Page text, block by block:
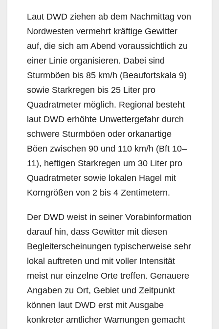
Laut DWD ziehen ab dem Nachmittag von
Nordwesten vermehrt kräftige Gewitter
auf, die sich am Abend voraussichtlich zu
einer Linie organisieren. Dabei sind
Sturmböen bis 85 km/h (Beaufortskala 9)
sowie Starkregen bis 25 Liter pro
Quadratmeter möglich. Regional besteht
laut DWD erhöhte Unwettergefahr durch
schwere Sturmböen oder orkanartige
Böen zwischen 90 und 110 km/h (Bft 10–
11), heftigen Starkregen um 30 Liter pro
Quadratmeter sowie lokalen Hagel mit
Korngrößen von 2 bis 4 Zentimetern.
Der DWD weist in seiner Vorabinformation
darauf hin, dass Gewitter mit diesen
Begleiterscheinungen typischerweise sehr
lokal auftreten und mit voller Intensität
meist nur einzelne Orte treffen. Genauere
Angaben zu Ort, Gebiet und Zeitpunkt
können laut DWD erst mit Ausgabe
konkreter amtlicher Warnungen gemacht